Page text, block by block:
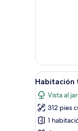
Abrir
todas
las
fotos
de
14
Habitación
Vista al
312 pies
1